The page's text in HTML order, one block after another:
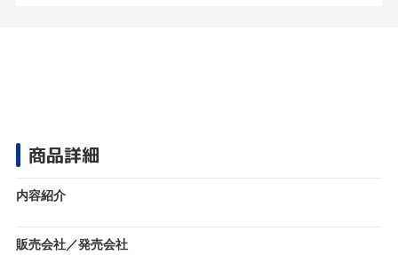
商品詳細
内容紹介
販売会社／発売会社